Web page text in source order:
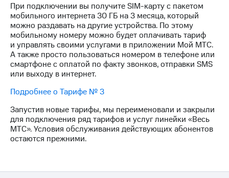
Перейти
на
eSIM
Для дома
Выберите
и подключите
ТВ
с выгодным
тарифом
Тарифы
Интернет,
ТВ и телефон
кабинет
интернета
и
ТВ
Личный
кабинет
спутникового
ТВ
приложение
МТС
Акции
При подключении вы получите SIM-карту с пакетом
мобильного интернета 30 ГБ на 3 месяца, который
можно раздавать на другие устройства. По этому
мобильному номеру можно будет оплачивать тариф
и управлять своими услугами в приложении Мой МТС.
А также просто пользоваться номером в телефоне или
смартфоне с оплатой по факту звонков, отправки SMS
или выходу в интернет.
Подробнее о Тарифе № 3
Запустив новые тарифы, мы переименовали и закрыли
для подключения ряд тарифов и услуг линейки «Весь
МТС». Условия обслуживания действующих абонентов
остаются прежними.